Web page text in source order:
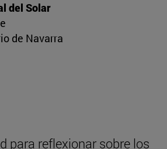
del Solar
de Navarra
para reflexionar sobre los